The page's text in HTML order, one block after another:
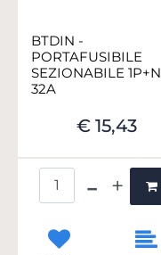
BTDIN -
PORTAFUSIBILE
SEZIONABILE 1P+N
32A
€ 15,43